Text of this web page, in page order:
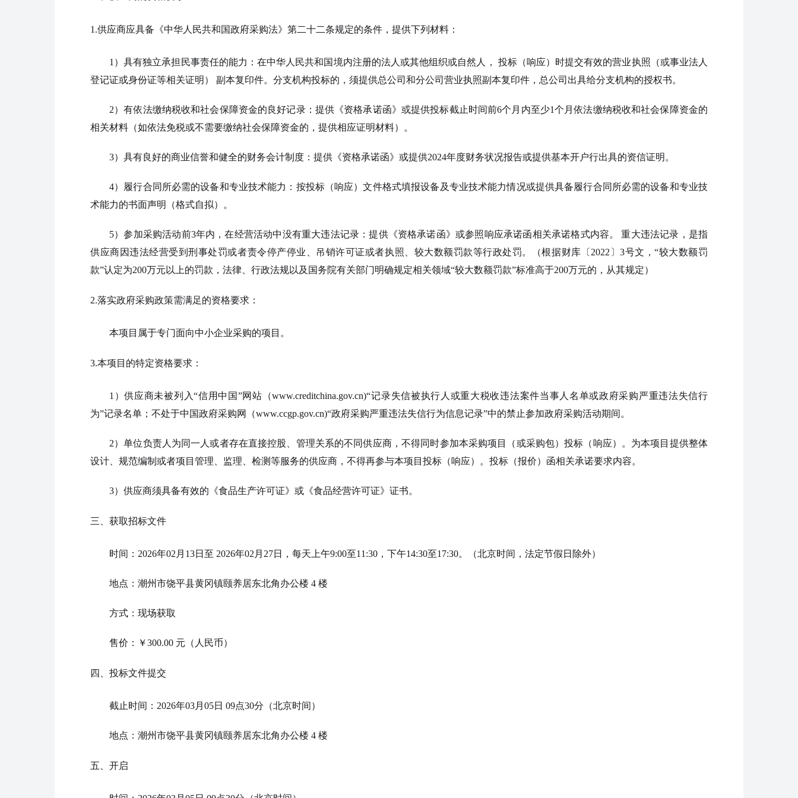
1.供应商应具备 《中华人民共和国政府采购法》第二十二条规定的条件，提供下列材料：
1）具有独立承担民事责任的能力：在中华人民共和国境内注册的法人或其他组织或自然人， 投标（响应）时提交有效的营业执照（或事业法人
登记证或身份证等相关证明） 副本复印件。分支机构投标的，须提供总公司和分公司营业执照副本复印件，总公司出具给分支机构的授权书。
2）有依法缴纳税收和社会保障资金的良好记录：提供《资格承诺函》或提供投标截止时间前6个月内至少1个月依法缴纳税收和社会保障资金的
相关材料（如依法免税或不需要缴纳社会保障资金的，提供相应证明材料）。
3）具有良好的商业信誉和健全的财务会计制度：提供《资格承诺函》或提供2024年度财务状况报告或提供基本开户行出具的资信证明。
4）履行合同所必需的设备和专业技术能力：按投标（响应）文件格式填报设备及专业技术能力情况或提供具备履行合同所必需的设备和专业技
术能力的书面声明（格式自拟）。
5）参加采购活动前3年内，在经营活动中没有重大违法记录：提供《资格承诺函》或参照响应承诺函相关承诺格式内容。 重大违法记录，是指
供应商因违法经营受到刑事处罚或者责令停产停业、吊销许可证或者执照、较大数额罚款等行政处罚。（根据财库〔2022〕3号文，“较大数额罚
款”认定为200万元以上的罚款，法律、行政法规以及国务院有关部门明确规定相关领域“较大数额罚款”标准高于200万元的，从其规定）
2.落实政府采购政策需满足的资格要求：
本项目属于专门面向中小企业采购的项目。
3.本项目的特定资格要求：
1）供应商未被列入“信用中国”网站（www.creditchina.gov.cn)“记录失信被执行人或重大税收违法案件当事人名单或政府采购严重违法失信行
为”记录名单；不处于中国政府采购网（www.ccgp.gov.cn)“政府采购严重违法失信行为信息记录”中的禁止参加政府采购活动期间。
2）单位负责人为同一人或者存在直接控股、管理关系的不同供应商，不得同时参加本采购项目（或采购包）投标（响应）。为本项目提供整体
设计、规范编制或者项目管理、监理、检测等服务的供应商，不得再参与本项目投标（响应）。投标（报价）函相关承诺要求内容。
3）供应商须具备有效的《食品生产许可证》或《食品经营许可证》证书。
三、获取招标文件
时间：2026年02月13日至 2026年02月27日，每天上午9:00至11:30，下午14:30至17:30。（北京时间，法定节假日除外）
地点：潮州市饶平县黄冈镇颐养居东北角办公楼 4 楼
方式：现场获取
售价：￥300.00 元（人民币）
四、 投标文件提交
截止时间：2026年03月05日 09点30分（北京时间）
地点：潮州市饶平县黄冈镇颐养居东北角办公楼 4 楼
五、开启